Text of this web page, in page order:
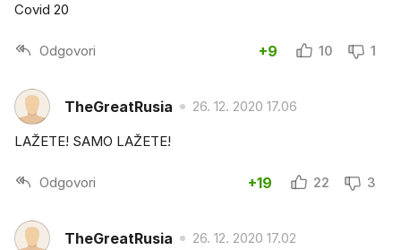
Covid 20
Odgovori +9 10 1
TheGreatRusia 26. 12. 2020 17.06
LAŽETE! SAMO LAŽETE!
Odgovori +19 22 3
TheGreatRusia 26. 12. 2020 17.02